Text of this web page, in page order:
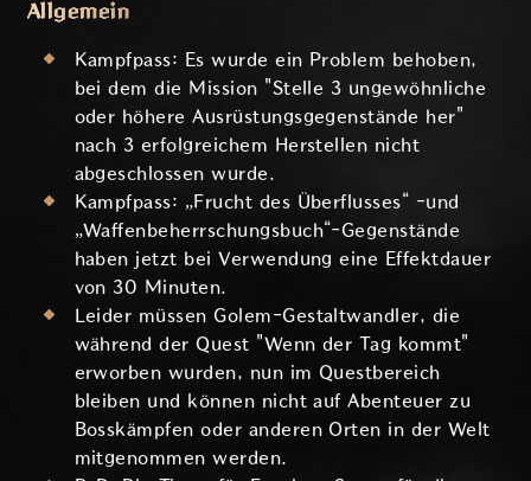
Allgemein
Kampfpass: Es wurde ein Problem behoben,
bei dem die Mission "Stelle 3 ungewöhnliche
oder höhere Ausrüstungsgegenstände her"
nach 3 erfolgreichem Herstellen nicht
abgeschlossen wurde.
Kampfpass: „Frucht des Überflusses“ -und
„Waffenbeherrschungsbuch“-Gegenstände
haben jetzt bei Verwendung eine Effektdauer
von 30 Minuten.
Leider müssen Golem-Gestaltwandler, die
während der Quest "Wenn der Tag kommt"
erworben wurden, nun im Questbereich
bleiben und können nicht auf Abenteuer zu
Bosskämpfen oder anderen Orten in der Welt
mitgenommen werden.